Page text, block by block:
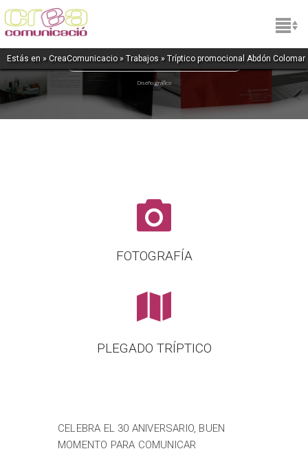
Estás en » CreaComunicacio » Trabajos » Tríptico promocional Abdón Colomar
Asesoría Abdón Colomar
Diseño gráfico
FOTOGRAFÍA
PLEGADO TRÍPTICO
CELEBRA EL 30 ANIVERSARIO, BUEN
MOMENTO PARA COMUNICAR